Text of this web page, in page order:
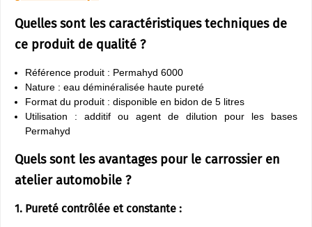
Quelles sont les caractéristiques techniques de
ce produit de qualité ?
Référence produit : Permahyd 6000
Nature : eau déminéralisée haute pureté
Format du produit : disponible en bidon de 5 litres
Utilisation : additif ou agent de dilution pour les bases
Permahyd
Quels sont les avantages pour le carrossier en
atelier automobile ?
1. Pureté contrôlée et constante :